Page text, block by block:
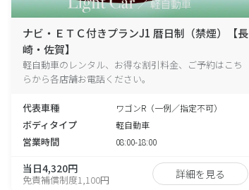
ナビ・ＥＴＣ付きプランJ1 暦日制（禁煙）【長
崎・佐賀】
軽自動車のレンタル、お得な割引料金、ご予約はこち
らから各店舗お電話ください。
代表車種 ワゴンR（一例／指定不可）
ボディタイプ 軽自動車
営業時間 08:00-18:00
当日4,320円
免責補償制度1,100円 詳細を見る